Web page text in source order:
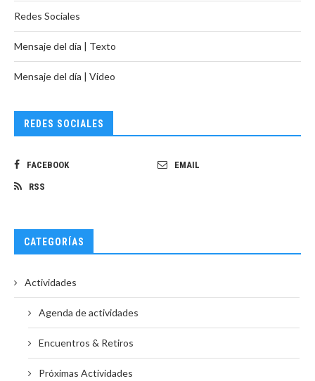
Redes Sociales
Mensaje del día | Texto
Mensaje del día | Video
REDES SOCIALES
FACEBOOK EMAIL
RSS
CATEGORÍAS
Actividades
Agenda de actividades
Encuentros & Retiros
Próximas Actividades